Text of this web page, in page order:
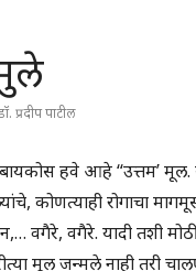
प्रदीप पाटील
हवे आहे “उत्तम’ मूल.
कोणत्याही रोगाचा
वगैरे, वगैरे. यादी तशी
मूल जन्मले नाही तरी